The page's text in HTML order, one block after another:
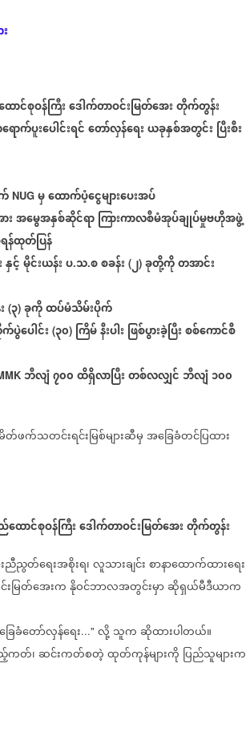
ောင်စုဝန်ကြီးဒေါက်တာဝင်းမြတ်အေးတိုက်တွန်း
ောက်ပူးပေါင်းရင်တော်လှန်ရေးယခုနှစ်အတွင်း ပြီးစီး
NUG မှထောက်ပံ့ငွေများပေးအပ်
းအမွေအနှစ်ဆိုင်ရာကြားကာလစီမံအုပ်ချုပ်မှုဗဟိုအဖွဲ့
ရန်ထုတ်ပြန်
နှင့်မိုင်းယန်းပ.သ.စစခန်း (၂) ခုတို့ကိုတအာင်း
(၃) ခုကိုထပ်မံသိမ်းပိုက်
ပေါင်း (၃၀) ကြိမ်နီးပါး ဖြစ်ပွားခဲ့ပြီးစစ်ကောင်စီ
ဘီလျံ၇၀၀ထိရှိလာပြီးတစ်လလျှင်ဘီလျံ၁၀၀
တ်ဖက်သတင်းရင်းမြစ်များဆီမှအခြေခံတင်ပြထား
ထောင်စုဝန်ကြီးဒေါက်တာဝင်းမြတ်အေးတိုက်တွန်း
ညီညွတ်ရေးအစိုးရ၊လူသားချင်းစာနာထောက်ထားရေး
းမြတ်အေးကနိုဝင်ဘာလအတွင်းမှာဆိုရှယ်မီဒီယာက
ခြေခံတော်လှန်ရေး..." လို့သူကဆိုထားပါတယ်။
ကတ်၊ဆင်းကတ်စတဲ့ထုတ်ကုန်များကို ပြည်သူများက